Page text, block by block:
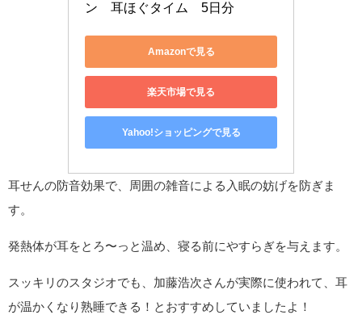
ン　耳ほぐタイム　5日分
Amazonで見る
楽天市場で見る
Yahoo!ショッピングで見る
耳せんの防音効果で、周囲の雑音による入眠の妨げを防ぎま
す。
発熱体が耳をとろ〜っと温め、寝る前にやすらぎを与えます。
スッキリのスタジオでも、加藤浩次さんが実際に使われて、耳
が温かくなり熟睡できる！とおすすめしていましたよ！